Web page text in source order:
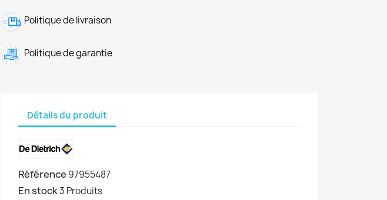
Politique de livraison
Politique de garantie
Détails du produit
Référence 97955487
En stock3 Produits